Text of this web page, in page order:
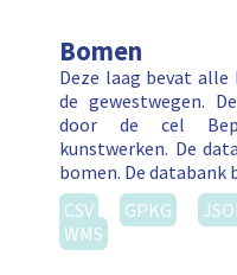
Bomen
Deze laag bevat
de gewestwegen.
door de cel
kunstwerken. De
bomen. De databank
CSV
GPKG
WMS